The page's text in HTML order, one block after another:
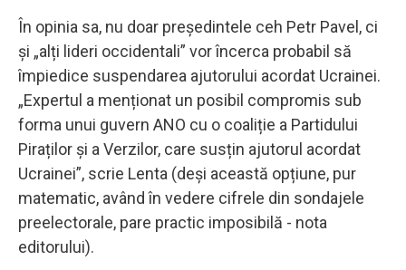
În opinia sa, nu doar președintele ceh Petr Pavel, ci
și „alți lideri occidentali” vor încerca probabil să
împiedice suspendarea ajutorului acordat Ucrainei.
„Expertul a menționat un posibil compromis sub
forma unui guvern ANO cu o coaliție a Partidului
Piraților și a Verzilor, care susțin ajutorul acordat
Ucrainei”, scrie Lenta (deși această opțiune, pur
matematic, având în vedere cifrele din sondajele
preelectorale, pare practic imposibilă - nota
editorului).